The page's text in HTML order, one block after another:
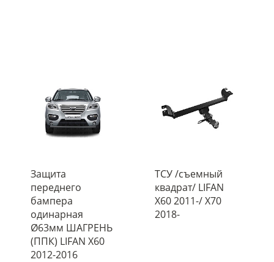
Защита
переднего
бампера
одинарная
Ø63мм ШАГРЕНЬ
(ППК) LIFAN X60
2012-2016
ТСУ /съемный
квадрат/ LIFAN
X60 2011-/ X70
2018-